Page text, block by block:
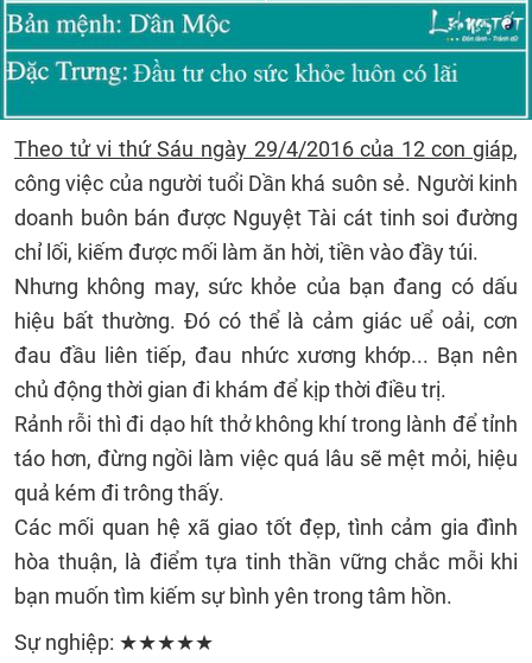
Theo tử vi thứ Sáu ngày 29/4/2016 của 12 con giáp,
công việc của người tuổi Dần khá suôn sẻ. Người kinh
doanh buôn bán được Nguyệt Tài cát tinh soi đường
chỉ lối, kiếm được mối làm ăn hời, tiền vào đầy túi.
Nhưng không may, sức khỏe của bạn đang có dấu
hiệu bất thường. Đó có thể là cảm giác uể oải, cơn
đau đầu liên tiếp, đau nhức xương khớp... Bạn nên
chủ động thời gian đi khám để kịp thời điều trị.
Rảnh rỗi thì đi dạo hít thở không khí trong lành để tỉnh
táo hơn, đừng ngồi làm việc quá lâu sẽ mệt mỏi, hiệu
quả kém đi trông thấy.
Các mối quan hệ xã giao tốt đẹp, tình cảm gia đình
hòa thuận, là điểm tựa tinh thần vững chắc mỗi khi
bạn muốn tìm kiếm sự bình yên trong tâm hồn.
Sự nghiệp: ★★★★★